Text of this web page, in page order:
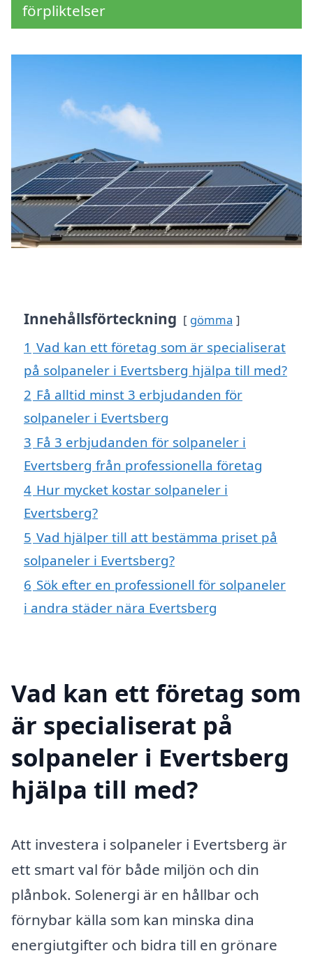
förpliktelser
Innehållsförteckning gömma
1 Vad kan ett företag som är specialiserat
på solpaneler i Evertsberg hjälpa till med?
2 Få alltid minst 3 erbjudanden för
solpaneler i Evertsberg
3 Få 3 erbjudanden för solpaneler i
Evertsberg från professionella företag
4 Hur mycket kostar solpaneler i
Evertsberg?
5 Vad hjälper till att bestämma priset på
solpaneler i Evertsberg?
6 Sök efter en professionell för solpaneler
i andra städer nära Evertsberg
Vad kan ett företag som
är specialiserat på
solpaneler i Evertsberg
hjälpa till med?
Att investera i solpaneler i Evertsberg är
ett smart val för både miljön och din
plånbok. Solenergi är en hållbar och
förnybar källa som kan minska dina
energiutgifter och bidra till en grönare